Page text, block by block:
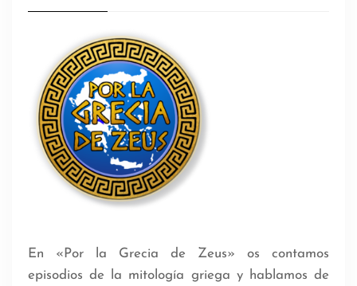
En «Por la Grecia de Zeus» os contamos
episodios de la mitología griega y hablamos de